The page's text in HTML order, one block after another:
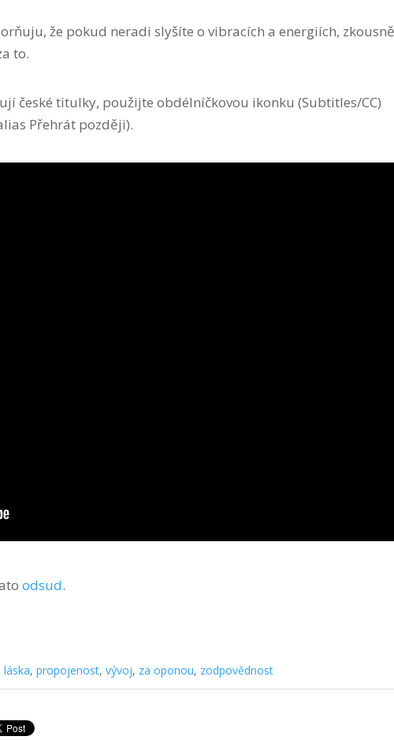
že pokud neradi slyšíte o vibracích a energiích,
to.
české titulky, použijte obdélníčkovou ikonku (Subtitles/CC)
Přehrát později).
odsud.
láska, propojenost, vývoj, za oponou, zodpovědnost